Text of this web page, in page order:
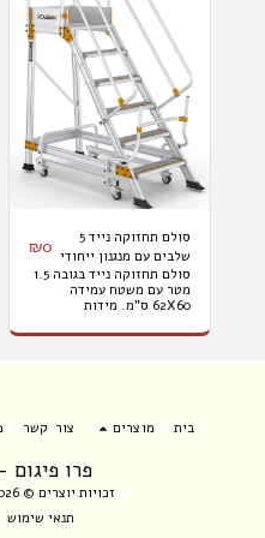
סולם תחזוקה נייד 5
שלבים עם מנגנון ייחודי
לניתוק גלגלים מהקרקע
₪0
סולם תחזוקה נייד בגובה 1.5
מטר עם משטח עמידה
62X60 ס"מ. מידות
המחיר לא כולל מע"מ,
פרו פיגום -
זכויות יוצרים © 2026 כל הזכויות שמורות
תנאי שימוש
בית מוצרים צור קשר